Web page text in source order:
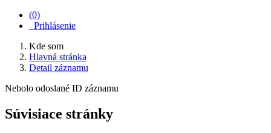
(0)
Prihlásenie
Kde som
Hlavná stránka
Detail záznamu
Nebolo odoslané ID záznamu
Súvisiace stránky